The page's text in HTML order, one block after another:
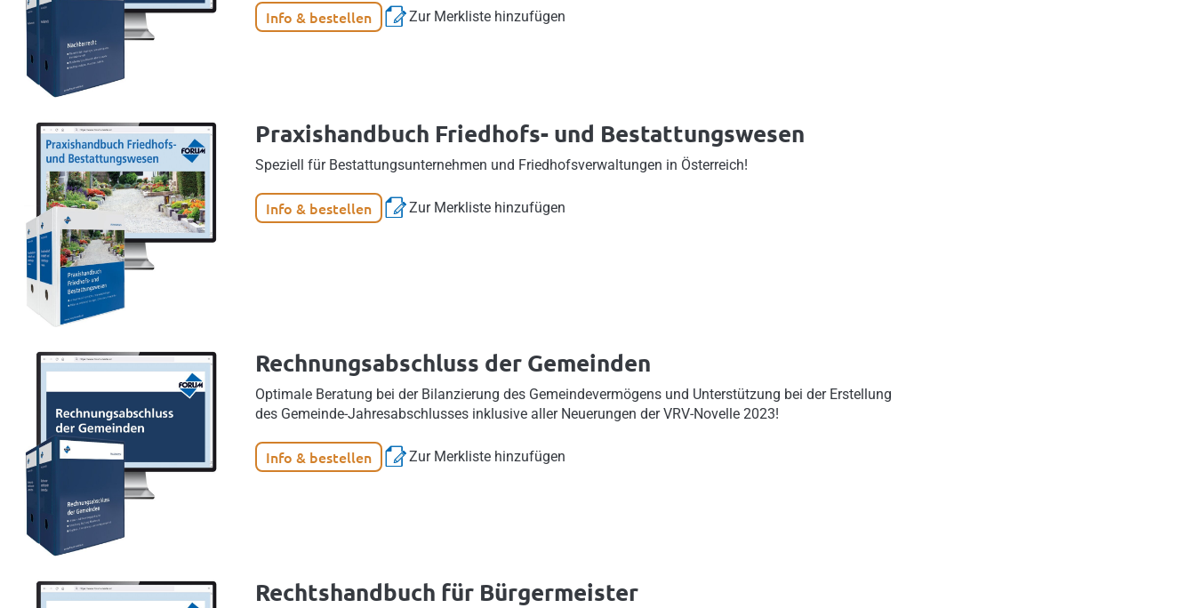
Info & bestellen Zur Merkliste hinzufügen
Praxishandbuch Friedhofs- und Bestattungswesen
Speziell für Bestattungsunternehmen und Friedhofsverwaltungen in Österreich!
Info & bestellen Zur Merkliste hinzufügen
Rechnungsabschluss der Gemeinden
Optimale Beratung bei der Bilanzierung des Gemeindevermögens und Unterstützung bei der Erstellung
des Gemeinde-Jahresabschlusses inklusive aller Neuerungen der VRV-Novelle 2023!
Info & bestellen Zur Merkliste hinzufügen
Rechtshandbuch für Bürgermeister